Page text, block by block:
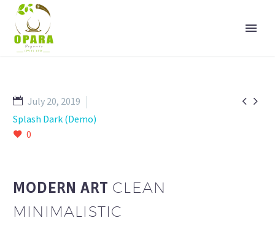
 
July 20, 2019
Splash Dark (Demo)
0
MODERN ART CLEAN
MINIMALISTIC